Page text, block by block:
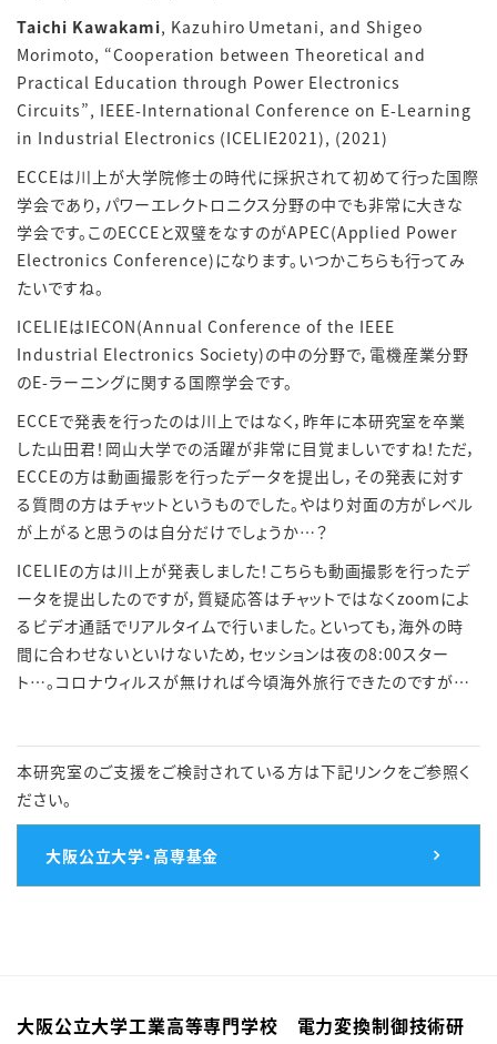
Taichi Kawakami, Kazuhiro Umetani, and Shigeo
Morimoto, “Cooperation between Theoretical and
Practical Education through Power Electronics
Circuits”, IEEE-International Conference on E-Learning
in Industrial Electronics (ICELIE2021), (2021)
ECCEは川上が大学院修士の時代に採択されて初めて行った国際
学会であり，パワーエレクトロニクス分野の中でも非常に大きな
学会です。このECCEと双璧をなすのがAPEC(Applied Power
Electronics Conference)になります。いつかこちらも行ってみ
たいですね。
ICELIEはIECON(Annual Conference of the IEEE
Industrial Electronics Society)の中の分野で，電機産業分野
のE-ラーニングに関する国際学会です。
ECCEで発表を行ったのは川上ではなく，昨年に本研究室を卒業
した山田君！岡山大学での活躍が非常に目覚ましいですね！ただ，
ECCEの方は動画撮影を行ったデータを提出し，その発表に対す
る質問の方はチャットというものでした。やはり対面の方がレベル
が上がると思うのは自分だけでしょうか…？
ICELIEの方は川上が発表しました！こちらも動画撮影を行ったデ
ータを提出したのですが，質疑応答はチャットではなくzoomによ
るビデオ通話でリアルタイムで行いました。といっても，海外の時
間に合わせないといけないため，セッションは夜の8:00スター
ト…。コロナウィルスが無ければ今頃海外旅行できたのですが…
本研究室のご支援をご検討されている方は下記リンクをご参照く
ださい。
大阪公立大学・高専基金
大阪公立大学工業高等専門学校 電力変換制御技術研